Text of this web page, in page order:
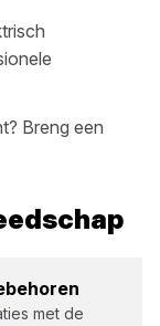
Breng een
met de